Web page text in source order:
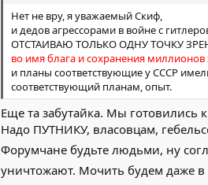
Нет не вру, я уважаемый Скиф,
и дедов агрессорами в войне с
ОТСТАИВАЮ ТОЛЬКО ОДНУ ТОЧКУ
во имя блага и сохранения
и планы соответствующие у СССР
соответствующий планам, опыт.
Еще та забутайка. Мы готовились
Надо ПУТНИКУ, власовцам,
Форумчане будьте людьми, ну
уничтожают. Мочить будем даже в